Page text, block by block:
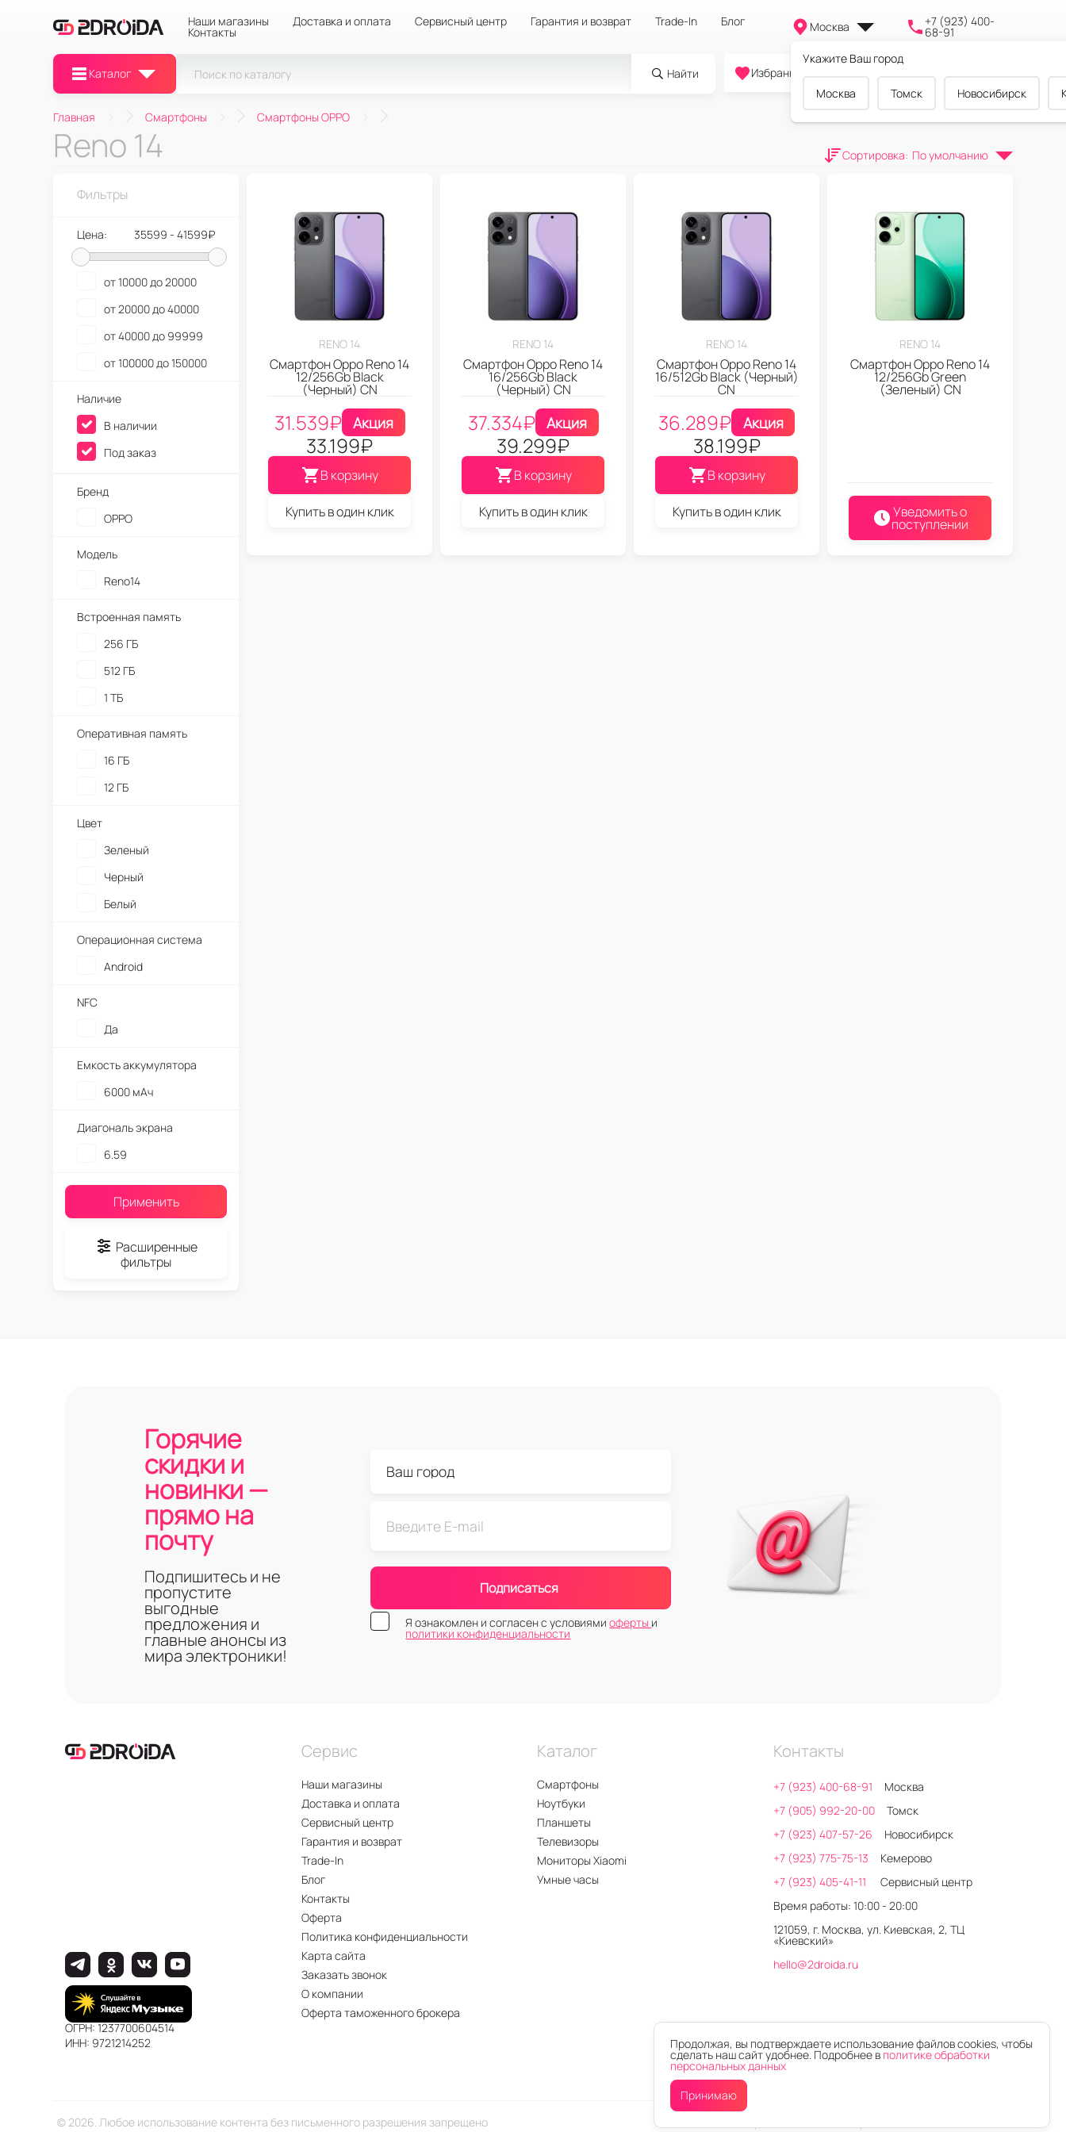
Наши магазины Доставка и оплата Сервисный центр Гарантия и возврат Trade-In Блог
Контакты Москва
Укажите Ваш город
Москва Томск Новосибирск
+7 (923) 400-
68-91
Каталог Найти
0
Избранное Cравнение Корзина
Главная Смартфоны Смартфоны OPPO
Reno 14 Сортировка: По умолчанию
RENO 14
Смартфон Oppo Reno 14
12/256Gb Black
(Черный) CN
31.539₽ Акция
33.199₽
В корзину
Купить в один клик
RENO 14
Смартфон Oppo Reno 14
16/256Gb Black
(Черный) CN
37.334₽ Акция
39.299₽
В корзину
Купить в один клик
RENO 14
Смартфон Oppo Reno 14
16/512Gb Black (Черный)
CN
36.289₽ Акция
38.199₽
В корзину
Купить в один клик
RENO 14
Смартфон Oppo Reno 14
12/256Gb Green
(Зеленый) CN
Уведомить о
поступлении
Фильтры
Цена: 35599 - 41599₽
от 10000 до 20000
от 20000 до 40000
от 40000 до 99999
от 100000 до 150000
Наличие
В наличии
Под заказ
Бренд
OPPO
Модель
Reno14
Встроенная память
256 ГБ
512 ГБ
1 ТБ
Оперативная память
16 ГБ
12 ГБ
Цвет
Зеленый
Черный
Белый
Операционная система
Android
NFC
Да
Емкость аккумулятора
6000 мАч
Диагональ экрана
6.59
Применить
Расширенные
фильтры
Горячие
скидки и
новинки —
прямо на
почту
Подпишитесь и не
пропустите
выгодные
предложения и
главные анонсы из
мира электроники!
Подписаться
Я ознакомлен и согласен с условиямиоферты и
политики конфиденциальности
Сервис
Наши магазины
Доставка и оплата
Сервисный центр
Гарантия и возврат
Trade-In
Блог
Контакты
Оферта
Политика конфиденциальности
Карта сайта
Заказать звонок
О компании
Оферта таможенного брокера
Каталог
Смартфоны
Ноутбуки
Планшеты
Телевизоры
Мониторы Xiaomi
Умные часы
Контакты
+7 (923) 400-68-91
Москва
+7 (905) 992-20-00
Томск
+7 (923) 407-57-26
Новосибирск
+7 (923) 775-75-13
Кемерово
+7 (923) 405-41-11
Сервисный центр
Время работы: 10:00 - 20:00
121059, г. Москва, ул. Киевская, 2, ТЦ
«Киевский»
hello@2droida.ru
ОГРН: 1237700604514
ИНН: 9721214252
© 2026. Любое использование контента без письменного разрешения запрещено
Продолжая, вы подтверждаете использование файлов cookies, чтобы
сделать наш сайт удобнее. Подробнее в политике обработки
персональных данных
Принимаю